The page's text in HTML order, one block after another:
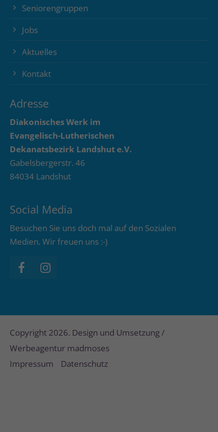
Seniorengruppen
Jobs
Aktuelles
Kontakt
Adresse
Diakonisches Werk im
Evangelisch-Lutherischen
Dekanatsbezirk Landshut e.V.
Gabelsbergerstr. 46
84034 Landshut
Social Media
Besuchen Sie uns doch mal auf den Sozialen
Medien. Wir freuen uns :-)
Copyright 2026. Design und Umsetzung /
Werbeagentur madmoses
Impressum
Datenschutz